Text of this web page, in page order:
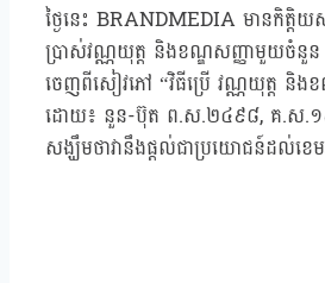
ថ្ងៃនេះ BRANDMEDIA មានកិត្តិយ
ប្រាស់វណ្ណយុត្ត និងខណ្ឌសញ្ញាមួយចំនួ
ចេញពីសៀវភៅ “វិធីប្រើ វណ្ណយុត្ត និង
ដោយ៖ នួន-ប៊ុត ព.ស.២៤៩៨, គ.ស.
សង្ឃឹមថាវានឹងផ្តល់ជាប្រយោជន៍ដល់ខេ